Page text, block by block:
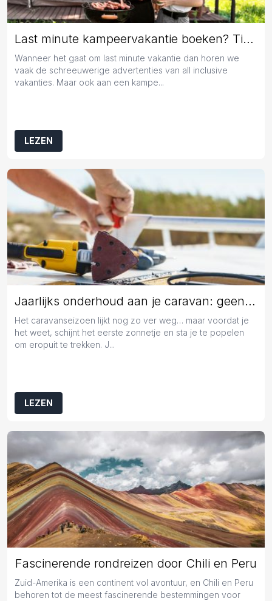
Last minute kampeervakantie boeken? Tips en tricks!
Wanneer het gaat om last minute vakantie dan horen we
vaak de schreeuwerige advertenties van all inclusive
vakanties. Maar ook aan een kampe...
LEZEN
Jaarlijks onderhoud aan je caravan: geen overbodige luxe
Het caravanseizoen lijkt nog zo ver weg… maar voordat je
het weet, schijnt het eerste zonnetje en sta je te popelen
om eropuit te trekken. J...
LEZEN
Fascinerende rondreizen door Chili en Peru
Zuid-Amerika is een continent vol avontuur, en Chili en Peru
behoren tot de meest fascinerende bestemmingen voor